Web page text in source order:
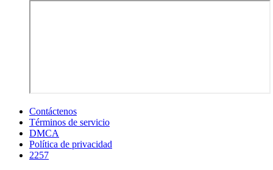
Contáctenos
Términos de servicio
DMCA
Política de privacidad
2257